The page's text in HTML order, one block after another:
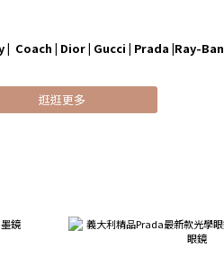
Coach | Dior | Gucci | Prada |Ray-Ban
逛逛更多